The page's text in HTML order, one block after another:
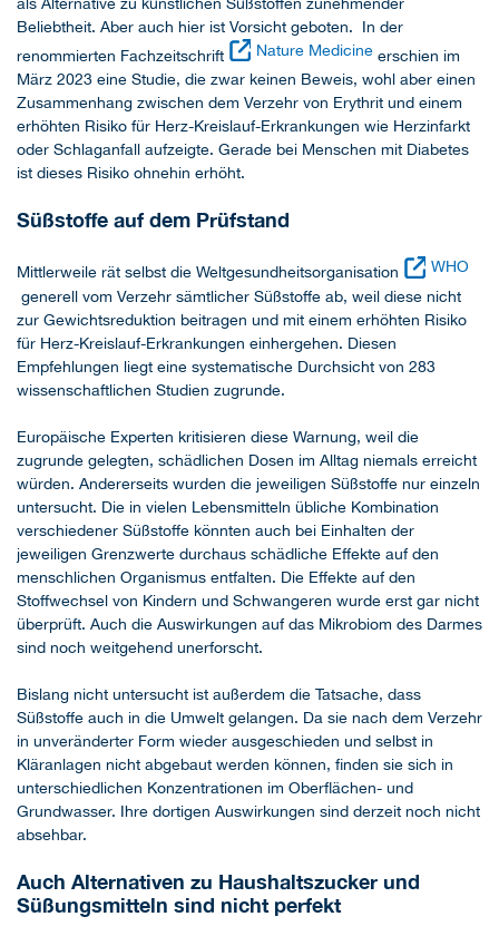
Beliebtheit. Aber auch hier ist Vorsicht geboten. In der
renommierten Fachzeitschrift
Nature Medicine erschien im
März 2023 eine Studie, die zwar keinen Beweis, wohl aber einen
Zusammenhang zwischen dem Verzehr von Erythrit und einem
erhöhten Risiko für Herz-Kreislauf-Erkrankungen wie Herzinfarkt
oder Schlaganfall aufzeigte. Gerade bei Menschen mit Diabetes
ist dieses Risiko ohnehin erhöht.
Süßstoffe auf dem Prüfstand
Mittlerweile rät selbst die Weltgesundheitsorganisation
WHO
generell vom Verzehr sämtlicher Süßstoffe ab, weil diese nicht
zur Gewichtsreduktion beitragen und mit einem erhöhten Risiko
für Herz-Kreislauf-Erkrankungen einhergehen. Diesen
Empfehlungen liegt eine systematische Durchsicht von 283
wissenschaftlichen Studien zugrunde.
Europäische Experten kritisieren diese Warnung, weil die
zugrunde gelegten, schädlichen Dosen im Alltag niemals erreicht
würden. Andererseits wurden die jeweiligen Süßstoffe nur einzeln
untersucht. Die in vielen Lebensmitteln übliche Kombination
verschiedener Süßstoffe könnten auch bei Einhalten der
jeweiligen Grenzwerte durchaus schädliche Effekte auf den
menschlichen Organismus entfalten. Die Effekte auf den
Stoffwechsel von Kindern und Schwangeren wurde erst gar nicht
überprüft. Auch die Auswirkungen auf das Mikrobiom des Darmes
sind noch weitgehend unerforscht.
Bislang nicht untersucht ist außerdem die Tatsache, dass
Süßstoffe auch in die Umwelt gelangen. Da sie nach dem Verzehr
in unveränderter Form wieder ausgeschieden und selbst in
Kläranlagen nicht abgebaut werden können, finden sie sich in
unterschiedlichen Konzentrationen im Oberflächen- und
Grundwasser. Ihre dortigen Auswirkungen sind derzeit noch nicht
absehbar.
Auch Alternativen zu Haushaltszucker und
Süßungsmitteln sind nicht perfekt